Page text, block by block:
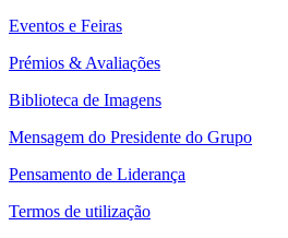
Eventos e Feiras
Prémios & Avaliações
Biblioteca de Imagens
Mensagem do Presidente do Grupo
Pensamento de Liderança
Termos de utilização